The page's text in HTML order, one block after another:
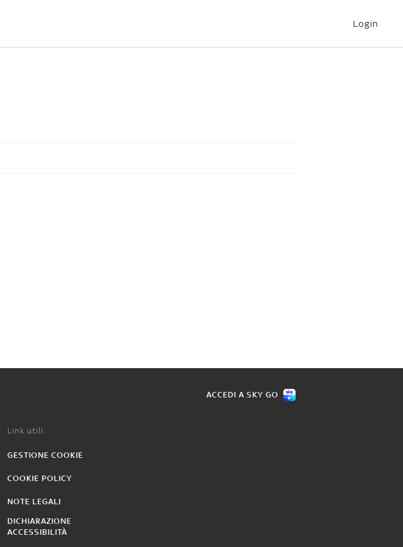
Login
ACCEDI A SKY GO
Link utili:
GESTIONE COOKIE
COOKIE POLICY
NOTE LEGALI
DICHIARAZIONE
ACCESSIBILITÀ